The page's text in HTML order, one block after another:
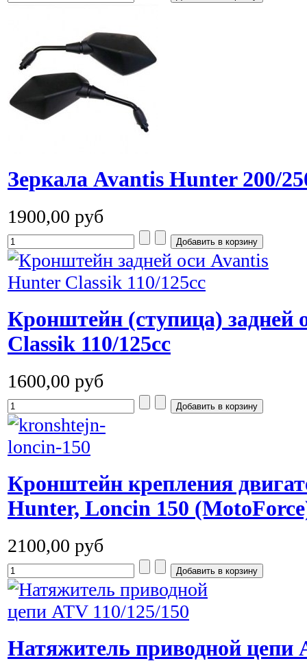
Зеркала Avantis Hunter 200/
1900,00 руб
Кронштейн (ступица) задней
Classik 110/125cc
1600,00 руб
Кронштейн крепления
Hunter, Loncin 150
2100,00 руб
Натяжитель приводной цепи